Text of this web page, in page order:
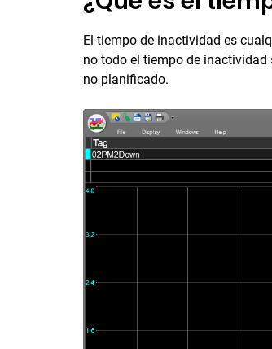
El tiempo de inactividad es
no todo el tiempo de
no planificado.